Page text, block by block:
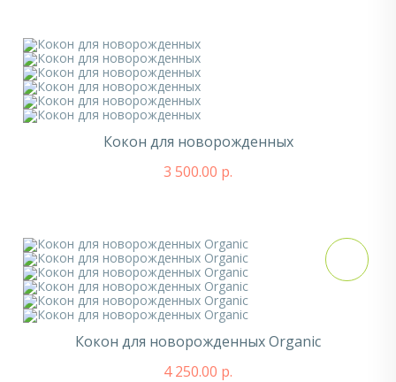
Кокон для новорожденных
3 500.00 р.
Кокон для новорожденных Organic
4 250.00 р.